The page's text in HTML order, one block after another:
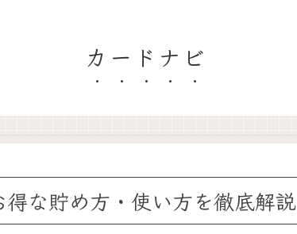
カードナビ
な貯め方・使い方を徹底解説